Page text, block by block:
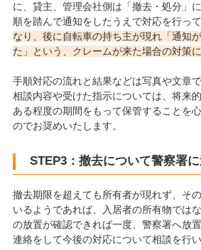
に、貸主、管理会社側は「撤去・処分」
順を踏んで通知をしたうえで対応を行っ
なり、後に自転車の持ち主が現れ「通知
た」という、クレームが来た場合の対策に
手順対応の流れと結果などは写真や文章
相談内容や受けた指示については、将来
ある程度の期間をもって保管することを
のでお奨めいたします。
STEP3：撤去について警察署
撤去期限を超えても所有者が現れず、そ
いるようであれば、入居者の所有物では
の放置が確認できれば一度、警察署へ放
連絡をして今後の対応について相談を行い